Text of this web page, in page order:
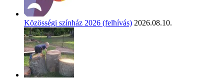
Közösségi színház 2026 (felhívás) 2026.08.10.